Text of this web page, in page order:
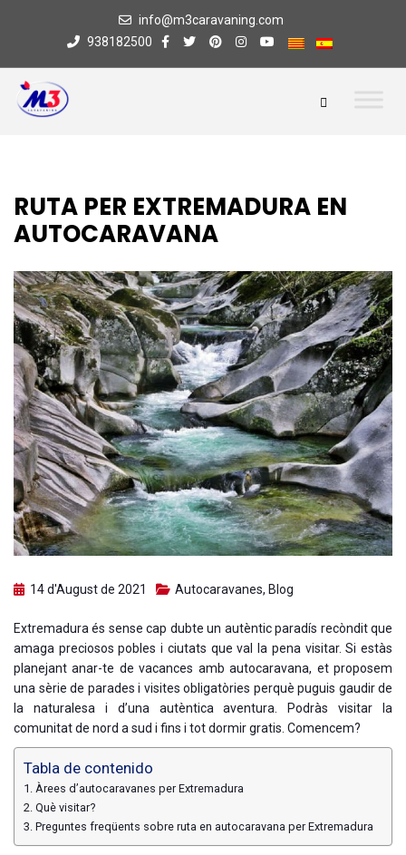
info@m3caravaning.com
938182500
RUTA PER EXTREMADURA EN
AUTOCARAVANA
14 d'August de 2021 Autocaravanes, Blog
Extremadura és sense cap dubte un autèntic paradís recòndit que
amaga preciosos pobles i ciutats que val la pena visitar. Si estàs
planejant anar-te de vacances amb autocaravana, et proposem
una sèrie de parades i visites obligatòries perquè puguis gaudir de
la naturalesa i d’una autèntica aventura. Podràs visitar la
comunitat de nord a sud i fins i tot dormir gratis. Comencem?
Tabla de contenido
Àrees d’autocaravanes per Extremadura
Què visitar?
Preguntes freqüents sobre ruta en autocaravana per Extremadura